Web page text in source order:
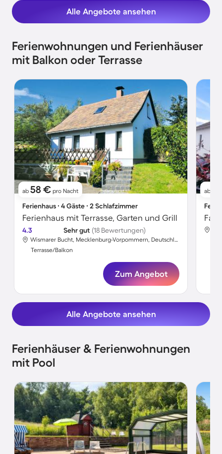
Alle Angebote ansehen
Ferienwohnungen und Ferienhäuser
mit Balkon oder Terrasse
ab 58 € pro Nacht
Ferienhaus ∙ 4 Gäste ∙ 2 Schlafzimmer
Ferienhaus mit Terrasse, Garten und Grill
4.3 Sehr gut (18 Bewertungen)
Wismarer Bucht, Mecklenburg-Vorpommern, Deutschland
Terrasse/Balkon
Zum Angebot
ab
Alle Angebote ansehen
Ferienhäuser & Ferienwohnungen
mit Pool